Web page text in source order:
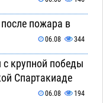
пожара в
06.08 344
с крупной победы
Спартакиаде
06.08 194